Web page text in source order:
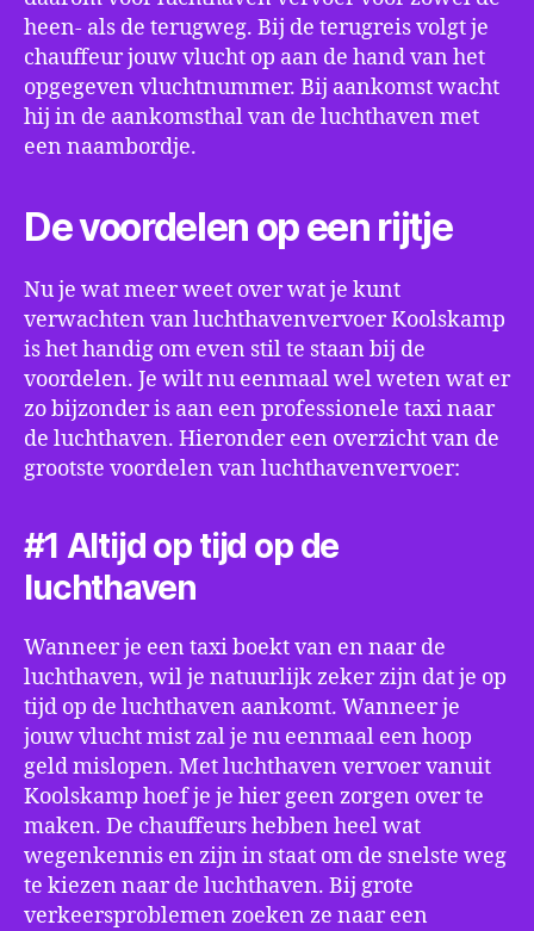
heen- als de terugweg. Bij de terugreis volgt je
chauffeur jouw vlucht op aan de hand van het
opgegeven vluchtnummer. Bij aankomst wacht
hij in de aankomsthal van de luchthaven met
een naambordje.
De voordelen op een rijtje
Nu je wat meer weet over wat je kunt
verwachten van luchthavenvervoer Koolskamp
is het handig om even stil te staan bij de
voordelen. Je wilt nu eenmaal wel weten wat er
zo bijzonder is aan een professionele taxi naar
de luchthaven. Hieronder een overzicht van de
grootste voordelen van luchthavenvervoer:
#1 Altijd op tijd op de
luchthaven
Wanneer je een taxi boekt van en naar de
luchthaven, wil je natuurlijk zeker zijn dat je op
tijd op de luchthaven aankomt. Wanneer je
jouw vlucht mist zal je nu eenmaal een hoop
geld mislopen. Met luchthaven vervoer vanuit
Koolskamp hoef je je hier geen zorgen over te
maken. De chauffeurs hebben heel wat
wegenkennis en zijn in staat om de snelste weg
te kiezen naar de luchthaven. Bij grote
verkeersproblemen zoeken ze naar een